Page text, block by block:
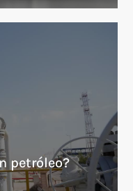
petróleo?